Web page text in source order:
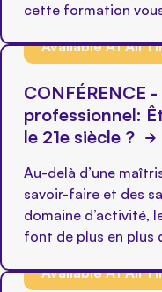
cette formation
Available At All
CONFÉRENCE
professionnel:
le 21e siècle ?
Au-delà d’une
savoir-faire et des
domaine d’activité,
font de plus en plus
Available At All